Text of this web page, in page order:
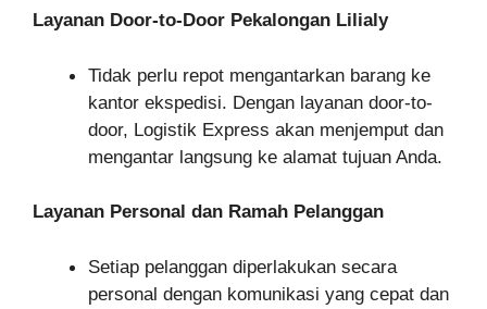
Layanan Door-to-Door Pekalongan Lilialy
Tidak perlu repot mengantarkan barang ke
kantor ekspedisi. Dengan layanan door-to-
door, Logistik Express akan menjemput dan
mengantar langsung ke alamat tujuan Anda.
Layanan Personal dan Ramah Pelanggan
Setiap pelanggan diperlakukan secara
personal dengan komunikasi yang cepat dan